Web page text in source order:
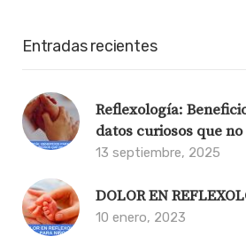
Entradas recientes
Reflexología:
datos curiosos que
13 septiembre, 2025
DOLOR EN
10 enero, 2023